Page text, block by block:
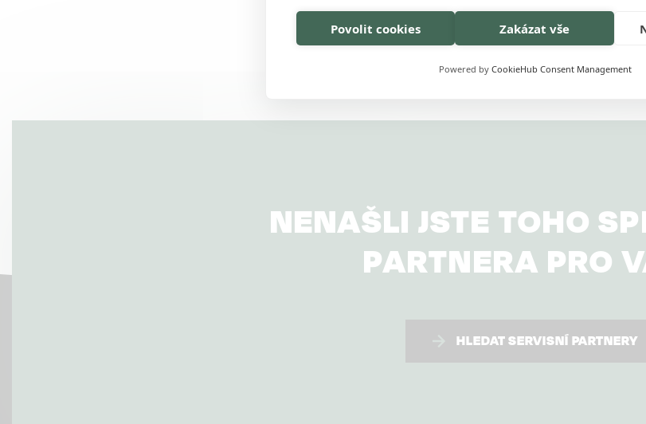
Povolit cookies Zakázat vše
Powered by CookieHub Consent Management
NENAŠLI JSTE TOHO
PARTNERA PRO
HLEDAT SERVISNÍ PARTNERY